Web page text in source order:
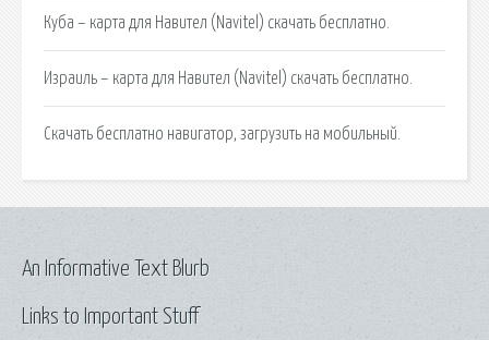
Куба – карта для Навител (Navitel) скачать бесплатно.
Израиль – карта для Навител (Navitel) скачать бесплатно.
Скачать бесплатно навигатор, загрузить на мобильный.
Links to Important Stuff
An Informative Text Blurb